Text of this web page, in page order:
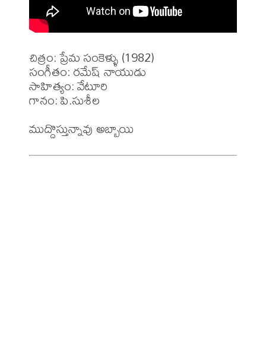
చిత్రం: ప్రేమ సంకెళ్ళు (1982)
సంగీతం: రమేష్ నాయుడు
సాహిత్యం: వేటూరి
గానం: పి.సుశీల